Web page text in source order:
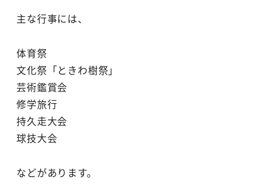
主な行事には、
体育祭
文化祭「ときわ樹祭」
芸術鑑賞会
修学旅行
持久走大会
球技大会
などがあります。